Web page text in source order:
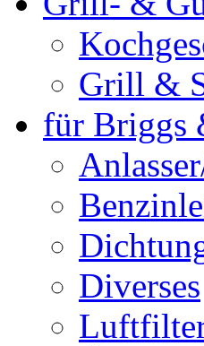
Grill &
für Briggs
Diverses